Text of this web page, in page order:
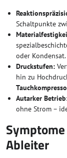
Schaltpunkte
oder Kondensat.
Druckstufen:
hin zu
Autarker
ohne Strom –
Ableiter